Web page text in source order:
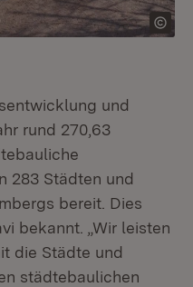
und
rund 270,63
283 Städten und
bereit. Dies
bekannt. „Wir leisten
die Städte und
städtebaulichen